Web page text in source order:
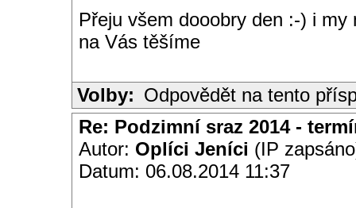
Přeju všem dooobry den :-) i
na Vás těšíme
Volby: Odpovědět na tento
Re: Podzimní sraz 2014 -
Autor: Oplíci Jeníci (IP
Datum: 06.08.2014 11:37